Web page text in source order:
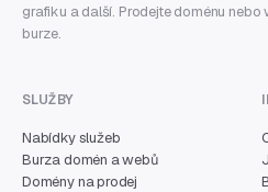
grafiku a další. Prodejte doménu nebo
burze.
SLUŽBY
Nabídky služeb
Burza domén a webů
Domény na prodej